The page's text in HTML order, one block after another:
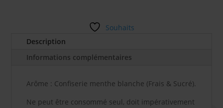
(VDLV)
10ML
Souhaits
Description
Informations complémentaires
Arôme : Confiserie menthe blanche (Frais & Sucré).
Ne peut être consommé seul, doit impérativement